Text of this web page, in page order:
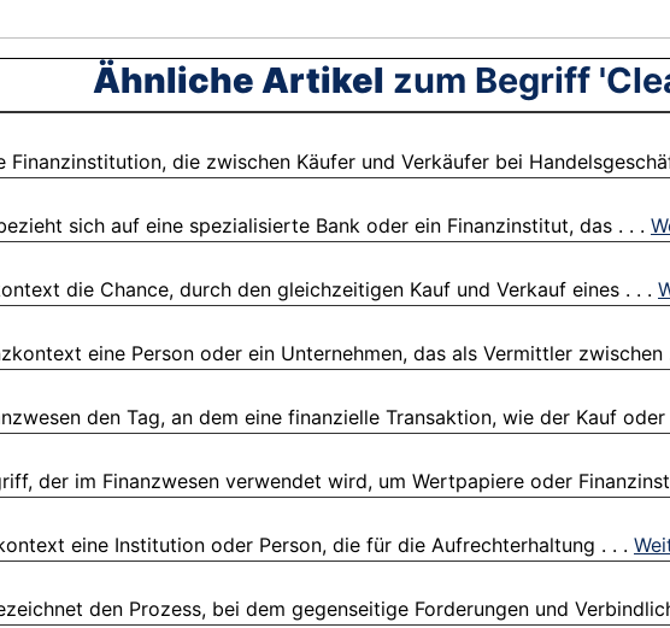
Ähnliche Artikel zum Begriff
die zwischen Käufer und Verkäufer bei
sich auf eine spezialisierte Bank oder ein Finanzinstitut, das . . .
die Chance, durch den gleichzeitigen Kauf und Verkauf eines . . .
eine Person oder ein Unternehmen, das als Vermittler zwischen
den Tag, an dem eine finanzielle Transaktion, wie der Kauf oder
der im Finanzwesen verwendet wird, um Wertpapiere oder
eine Institution oder Person, die für die Aufrechterhaltung . . .
den Prozess, bei dem gegenseitige Forderungen und